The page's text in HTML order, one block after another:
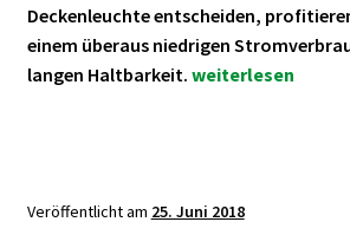
Deckenleuchte entscheiden,
einem überaus niedrigen
langen Haltbarkeit. Wie
Deckenleuchte
weiterlesen
Veröffentlicht am 25. Juni 2018